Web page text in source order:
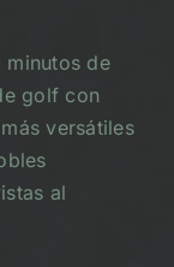
minutos de
golf con
versátiles
al